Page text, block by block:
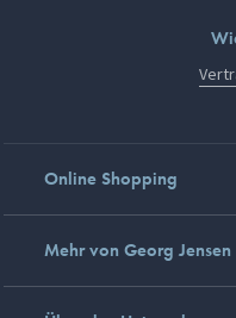
Online Shopping
Mehr von Georg Jensen